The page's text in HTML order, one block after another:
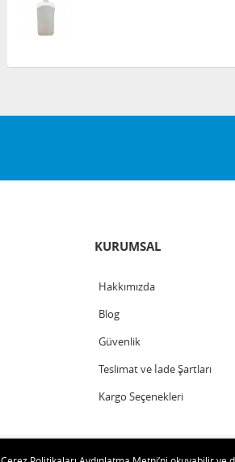
KURUMSAL
Hakkımızda
Blog
Güvenlik
Teslimat ve İade Şartları
Kargo Seçenekleri